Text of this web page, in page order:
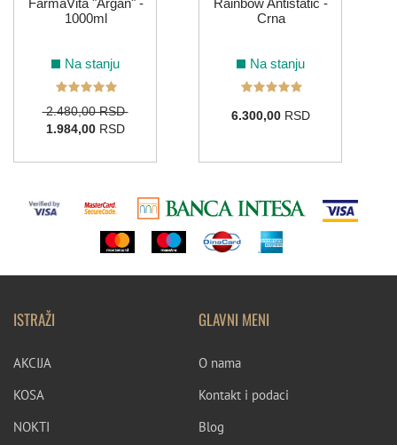
FarmaVita "Argan" -
1000ml
Na stanju
2.480,00 RSD
1.984,00RSD
Rainbow Antistatic -
Crna
Na stanju
6.300,00RSD
ISTRAŽI
AKCIJA
KOSA
NOKTI
GLAVNI MENI
O nama
Kontakt i podaci
Blog